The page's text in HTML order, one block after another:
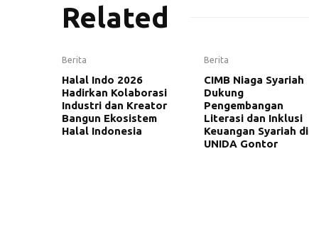
Related
Berita
Halal Indo 2026
Hadirkan Kolaborasi
Industri dan Kreator
Bangun Ekosistem
Halal Indonesia
Berita
CIMB Niaga Syariah
Dukung
Pengembangan
Literasi dan Inklusi
Keuangan Syariah di
UNIDA Gontor